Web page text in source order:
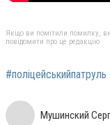
Якщо ви помітили помилку,
повідомити про це редакцію
#поліцейськийпатруль
Мушинский